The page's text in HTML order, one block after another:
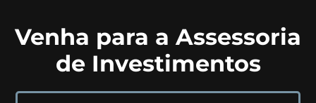
Venha para a Assessoria
de Investimentos